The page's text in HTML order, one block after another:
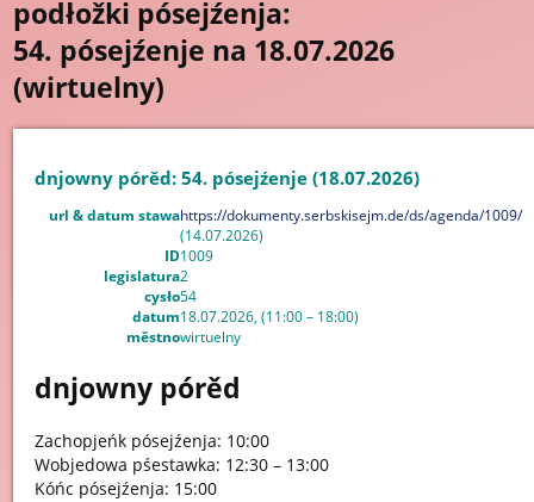
podłožki pósejźenja:
54. pósejźenje na 18.07.2026
(wirtuelny)
dnjowny pórěd: 54. pósejźenje (18.07.2026)
url & datum stawahttps://dokumenty.serbskisejm.de/ds/agenda/1009/
(14.07.2026)
ID1009
legislatura2
cysło54
datum18.07.2026, (11:00 – 18:00)
městnowirtuelny
dnjowny pórěd
Zachopjeńk pósejźenja: 10:00
Wobjedowa pśestawka: 12:30 – 13:00
Kóńc pósejźenja: 15:00